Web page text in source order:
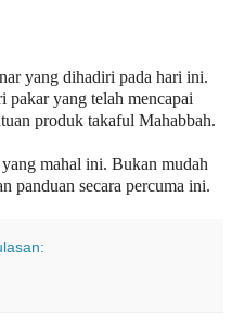
yang dihadiri pada hari ini.
yang telah mencapai
produk takaful Mahabbah.
mahal ini. Bukan mudah
panduan secara percuma ini.